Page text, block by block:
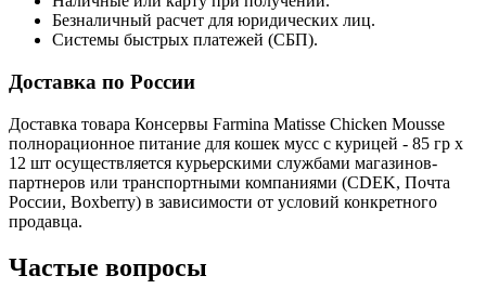
Безналичный расчет для юридических лиц.
Системы быстрых платежей (СБП).
Доставка по России
Доставка товара Консервы Farmina Matisse Chicken Mousse
полнорационное питание для кошек мусс с курицей - 85 гр х
12 шт осуществляется курьерскими службами магазинов-
партнеров или транспортными компаниями (CDEK, Почта
России, Boxberry) в зависимости от условий конкретного
продавца.
Частые вопросы